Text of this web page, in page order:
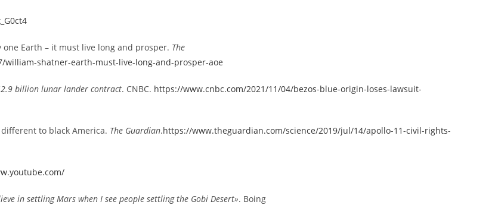
one Earth – it must live long and prosper. The
shatner-earth-must-live-long-and-prosper-aoe
$2.9 billion lunar lander contract. CNBC. https://www.cnbc.com/2021/11/04/bezos-blue-origin-loses-lawsuit-
different to black America. The Guardian.https://www.theguardian.com/science/2019/jul/14/apollo-11-civil-rights-
in settling Mars when I see people settling the Gobi Desert». Boing